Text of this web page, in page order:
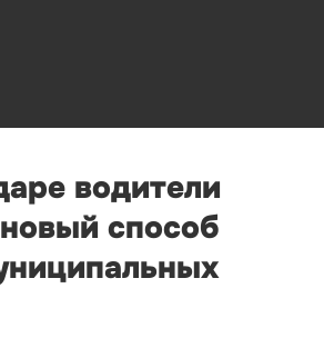
водители
способ